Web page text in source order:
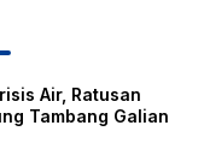
Air, Ratusan
Tambang Galian